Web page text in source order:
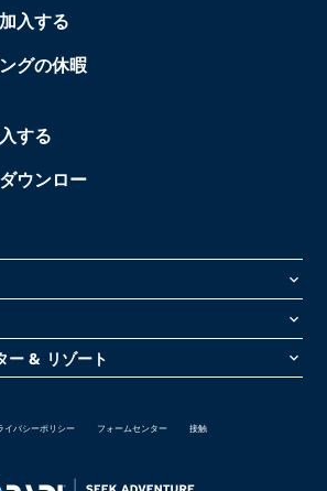
入する
グの休暇
する
ウンロー
keyboard_arrow_down
keyboard_arrow_down
ー & リゾート keyboard_arrow_down
イバシーポリシー フォームセンター 接触